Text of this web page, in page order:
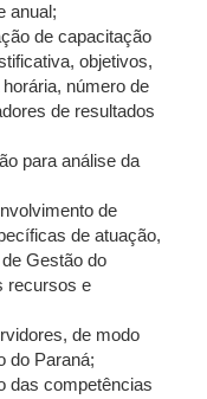
anual;
de capacitação
objetivos,
número de
de resultados
para análise da
de
de atuação,
Gestão do
recursos e
de modo
do Paraná;
das competências